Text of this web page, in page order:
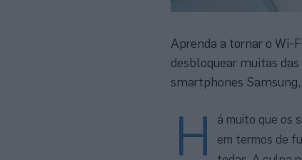
Aprenda a tornar o Wi-
desbloquear muitas
smartphones
H
á muito que os
em termos de